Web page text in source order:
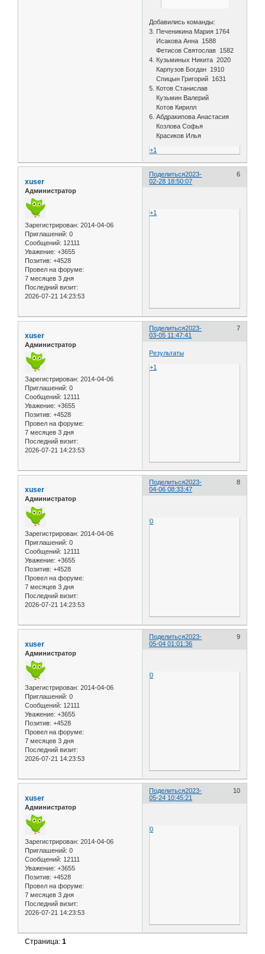
Добавились команды:
3. Печеникина Мария 1764
Исакова Анна 1588
Фетисов Святослав 1582
4. Кузьминых Никита 2020
Карпузов Богдан 1910
Спицын Григорий 1631
5. Котов Станислав
Кузьмин Валерий
Котов Кирилл
6. Абдракипова Анастасия
Козлова Софья
Красиков Илья
+1
Поделиться 6
2023-
02-28 18:50:07
xuser
Администратор
Зарегистрирован: 2014-04-06
Приглашений: 0
Сообщений: 12111
Уважение: +3655
Позитив: +4528
Провел на форуме:
7 месяцев 3 дня
Последний визит:
2026-07-21 14:23:53
+1
Поделиться 7
2023-
03-05 11:47:41
xuser
Администратор
Зарегистрирован: 2014-04-06
Приглашений: 0
Сообщений: 12111
Уважение: +3655
Позитив: +4528
Провел на форуме:
7 месяцев 3 дня
Последний визит:
2026-07-21 14:23:53
Результаты
+1
Поделиться 8
2023-
04-06 08:33:47
xuser
Администратор
Зарегистрирован: 2014-04-06
Приглашений: 0
Сообщений: 12111
Уважение: +3655
Позитив: +4528
Провел на форуме:
7 месяцев 3 дня
Последний визит:
2026-07-21 14:23:53
0
Поделиться 9
2023-
05-04 01:01:36
xuser
Администратор
Зарегистрирован: 2014-04-06
Приглашений: 0
Сообщений: 12111
Уважение: +3655
Позитив: +4528
Провел на форуме:
7 месяцев 3 дня
Последний визит:
2026-07-21 14:23:53
0
Поделиться 10
2023-
05-24 10:45:21
xuser
Администратор
Зарегистрирован: 2014-04-06
Приглашений: 0
Сообщений: 12111
Уважение: +3655
Позитив: +4528
Провел на форуме:
7 месяцев 3 дня
Последний визит:
2026-07-21 14:23:53
0
Страница:1